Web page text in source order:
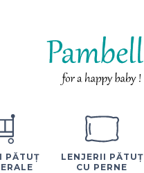
PĂTUȚ
LENJERII PĂTUȚ
CU PERNE